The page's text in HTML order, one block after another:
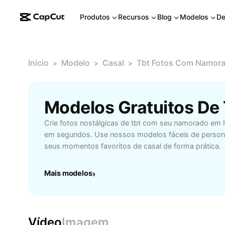
Produtos Recursos Blog Modelos
Início > Modelo > Casal > Tbt Fotos Com
Crie fotos nostálgicas de tbt com seu namorado em
em segundos. Use nossos modelos fáceis de
seus momentos favoritos de casal de forma prática.
Mais modelos›